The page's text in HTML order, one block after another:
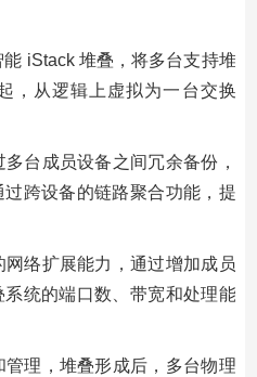
iStack 堆叠，将多台支持堆
，从逻辑上虚拟为一台交换
台成员设备之间冗余备份，
跨设备的链路聚合功能，提
络扩展能力，通过增加成员
统的端口数、带宽和处理能
理，堆叠形成后，多台物理